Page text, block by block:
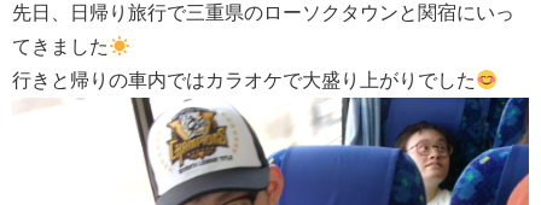
先日、日帰り旅行で三重県のローソクタウンと関宿にいっ
てきました
行きと帰りの車内ではカラオケで大盛り上がりでした